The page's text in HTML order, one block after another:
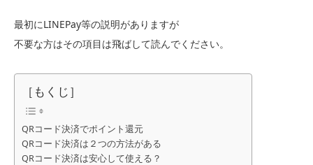
最初にLINEPay等の説明がありますが
不要な方はその項目は飛ばして読んでください。
［もくじ］
QRコード決済でポイント還元
QRコード決済は２つの方法がある
QRコード決済は安心して使える？